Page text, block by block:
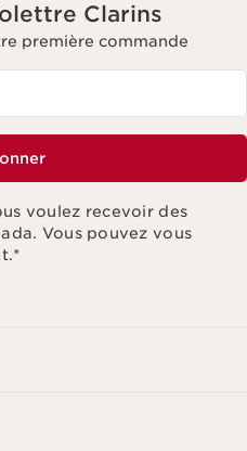
Clarins
première commande
voulez recevoir des
Vous pouvez vous
*